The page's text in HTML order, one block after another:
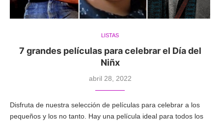
LISTAS
7 grandes películas para celebrar el Día del
Niñx
abril 28, 2022
Disfruta de nuestra selección de películas para celebrar a los
pequeños y los no tanto. Hay una película ideal para todos los